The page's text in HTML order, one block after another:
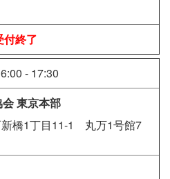
付終了
- 17:30
東京本部
新橋1丁目11-1 丸万1号館7